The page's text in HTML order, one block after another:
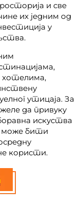
и све
их једним од
у
хотелима,
утицаја. За
да привуку
искуства
може бити
користи.